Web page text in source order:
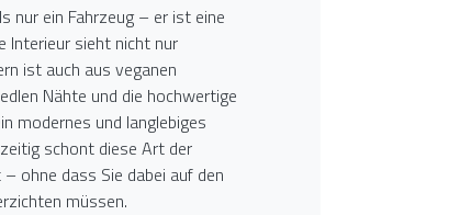
nur ein Fahrzeug – er ist eine
Interieur sieht nicht nur
ist auch aus veganen
Nähte und die hochwertige
modernes und langlebiges
schont diese Art der
ohne dass Sie dabei auf den
müssen.